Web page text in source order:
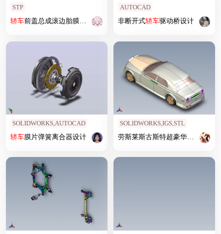
STP
轿车前盖总成滚边胎膜模型
AUTOCAD
非断开式轿车驱动桥设计
SOLIDWORKS,AUTOCAD
轿车膜片弹簧离合器设计
SOLIDWORKS,IGS,STL
劳斯莱斯古斯特超豪华
轿车